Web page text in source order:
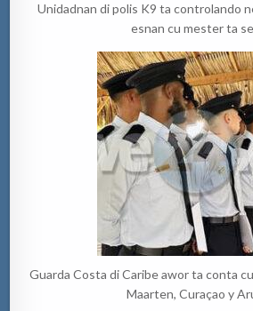
Unidadnan di polis K9 ta controlando
esnan cu mester ta
Guarda Costa di Caribe awor ta conta
Maarten, Curaçao y